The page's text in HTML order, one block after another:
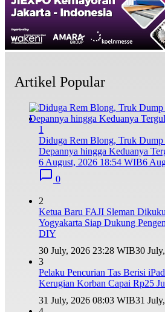
Artikel Popular
1
Diduga Rem Blong, Truk
Depannya hingga Keduanya
6 August, 2026 18:54 WIB6
0
2
Ketua Baru FAJI Sleman
Yogyakarta Siap Dukung
DIY
30 July, 2026 23:28 WIB30
3
Pelaku Pencurian Tas Berisi
Kerugian Korban Capai Rp25
31 July, 2026 08:03 WIB31